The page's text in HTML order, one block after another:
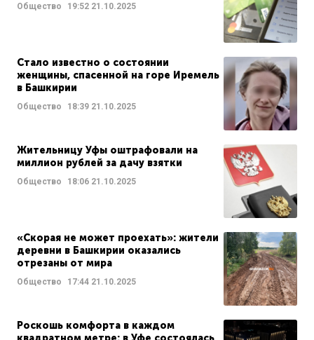
Общество 19:52 21.10.2025
Стало известно о состоянии
женщины, спасенной на горе Иремель
в Башкирии
Общество 18:39 21.10.2025
Жительницу Уфы оштрафовали на
миллион рублей за дачу взятки
Общество 18:06 21.10.2025
«Скорая не может проехать»: жители
деревни в Башкирии оказались
отрезаны от мира
Общество 17:44 21.10.2025
Роскошь комфорта в каждом